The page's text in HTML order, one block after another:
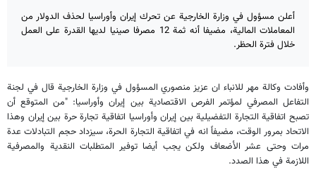
أعلن مسؤول في وزارة الخارجية عن تحرك إيران وأوراسيا لحذف الدولار من
المعاملات المالية، مضيفا أنه ثمة 12 مصرفا صينيا لديها القدرة على العمل
خلال فترة الحظر.
وأفادت وكالة مهر للانباء ان عزيز منصوري المسؤول في وزارة الخارجية قال في لجنة
التفاعل المصرفي لمؤتمر الفرص الاقتصادية بين إيران وأوراسيا: "من المتوقع أن
تصبح اتفاقية التجارة التفضيلية بين إيران وأوراسيا اتفاقية تجارة حرة بين إيران وهذا
الاتحاد بمرور الوقت، مضيفاً انه في اتفاقية التجارة الحرة، سيزداد حجم التبادلات عدة
مرات وحتى عشر الأضعاف ولكن يجب أيضا توفير المتطلبات النقدية والمصرفية
اللازمة في هذا الصدد.